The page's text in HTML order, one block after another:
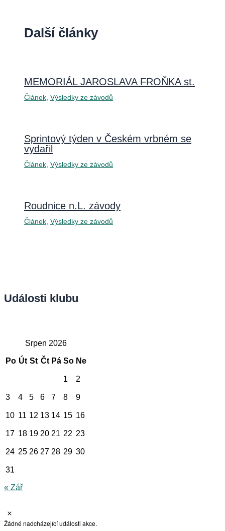
Další články
MEMORIÁL JAROSLAVA FROŇKA st.
Článek Výsledky ze závodů
Sprintový týden v Českém vrbném se
vydařil
Článek Výsledky ze závodů
Roudnice n.L. závody
Článek Výsledky ze závodů
Události klubu
Srpen 2026
Po Út St Čt Pá So Ne
1 2
3 4 5 6 7 8 9
10 11 12 13 14 15 16
17 18 19 20 21 22 23
24 25 26 27 28 29 30
31
« Zář
t
Žádné nadcházející události akce.